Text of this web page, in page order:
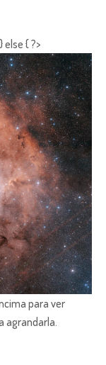
{ ?>
para ver
agrandarla.